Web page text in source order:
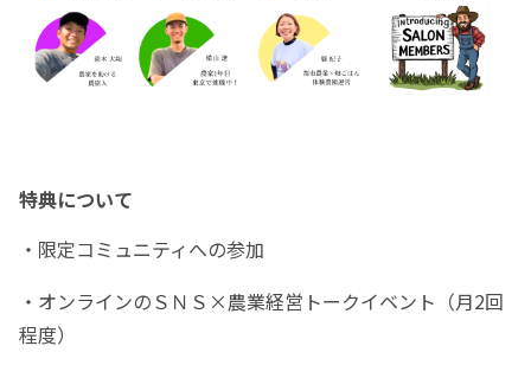
特典について
・限定コミュニティへの参加
・オンラインのＳＮＳ×農業経営トークイベント（月2回
程度）